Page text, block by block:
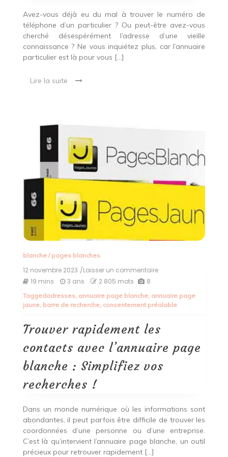
Avez-vous déjà eu du mal à trouver le numéro de
téléphone d’un particulier ? Ou peut-être avez-vous
cherché désespérément l’adresse d’une vieille
connaissance ? Ne vous inquiétez plus, car l’annuaire
particulier est là pour vous […]
Lire la suite
blanche/ pages blanches
12 novembre 2023 /Laisser un commentaireon
les
contacts
page
:
vos
19 mins 3 ans 2 805 mots 8
Taggedadresses, annuaire page blanche, annuaire page
jaune, barre de recherche, consentement préalable
Trouver rapidement les
contacts avec l’annuaire page
blanche : Simplifiez vos
recherches !
Dans un monde numérique où les informations sont
abondantes, il peut parfois être difficile de trouver les
coordonnées d’une personne ou d’une entreprise.
C’est là qu’intervient l’annuaire page blanche, un outil
précieux pour retrouver rapidement […]